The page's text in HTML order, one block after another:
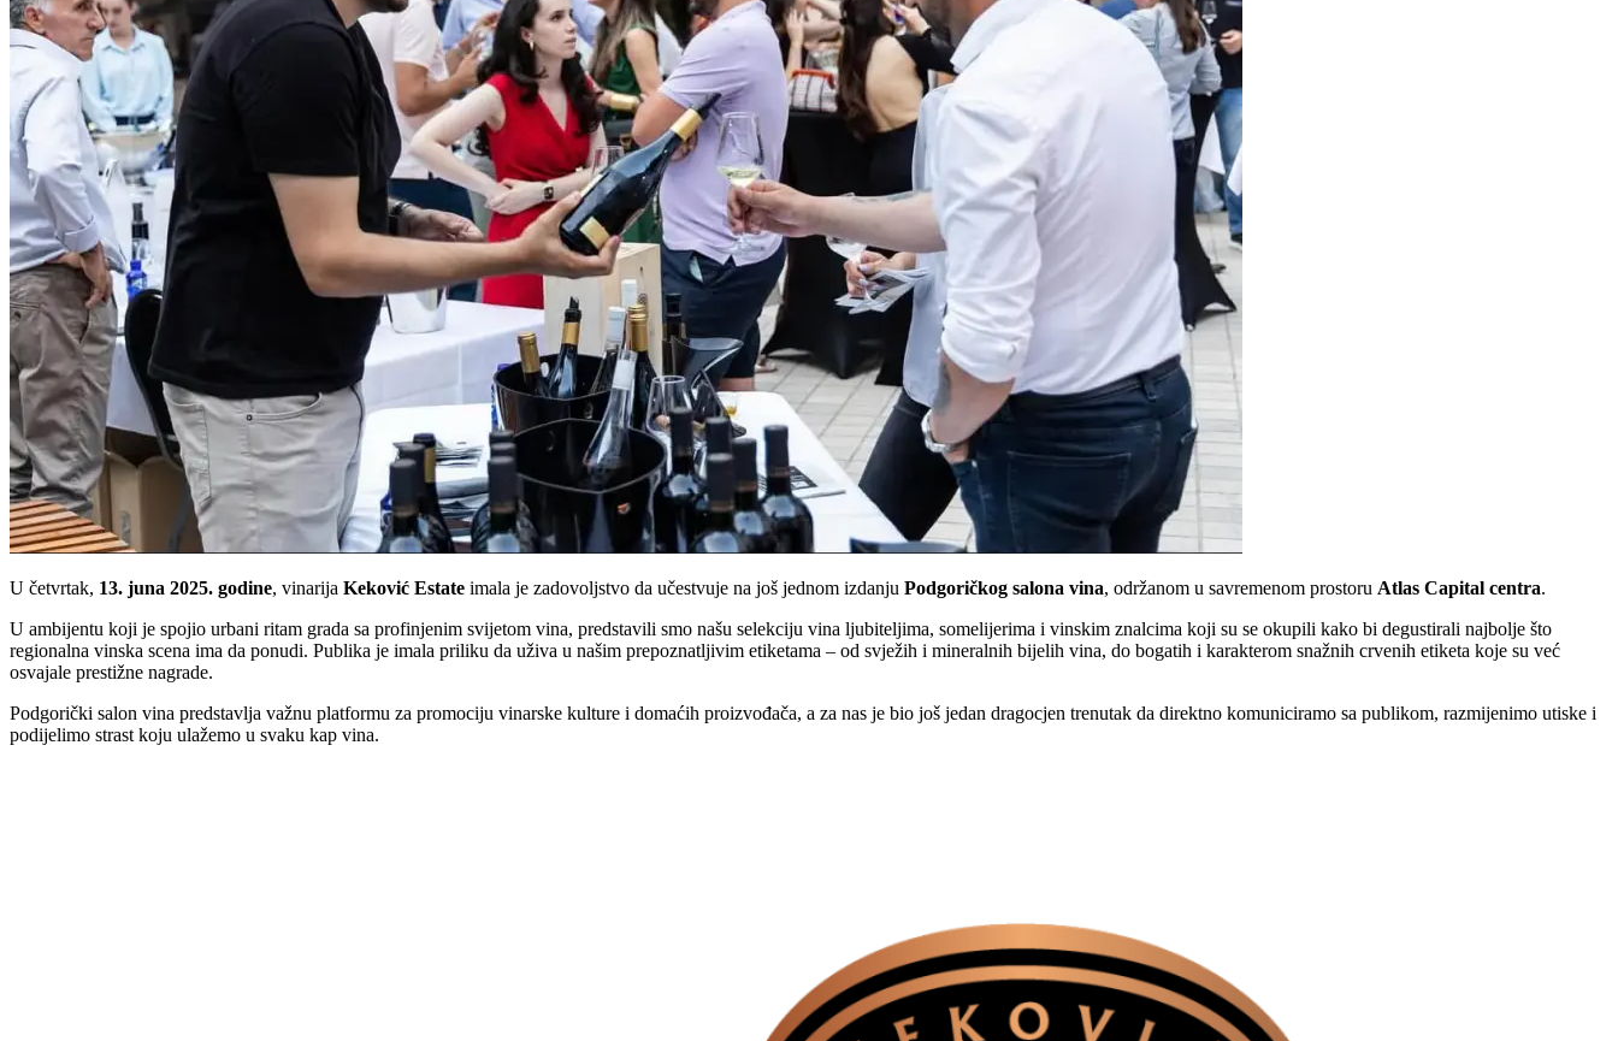
U četvrtak, 13. juna 2025. godine, vinarija Keković Estate imala je zadovoljstvo da učestvuje na još jednom izdanju Podgoričkog salona vina, održanom u savremenom prostoru Atlas Capital centra.
U ambijentu koji je spojio urbani ritam grada sa profinjenim svijetom vina, predstavili smo našu selekciju vina ljubiteljima, somelijerima i vinskim znalcima koji su se okupili kako bi degustirali najbolje što
regionalna vinska scena ima da ponudi. Publika je imala priliku da uživa u našim prepoznatljivim etiketama – od svježih i mineralnih bijelih vina, do bogatih i karakterom snažnih crvenih etiketa koje su već
osvajale prestižne nagrade.
Podgorički salon vina predstavlja važnu platformu za promociju vinarske kulture i domaćih proizvođača, a za nas je bio još jedan dragocjen trenutak da direktno komuniciramo sa publikom, razmijenimo utiske i
podijelimo strast koju ulažemo u svaku kap vina.